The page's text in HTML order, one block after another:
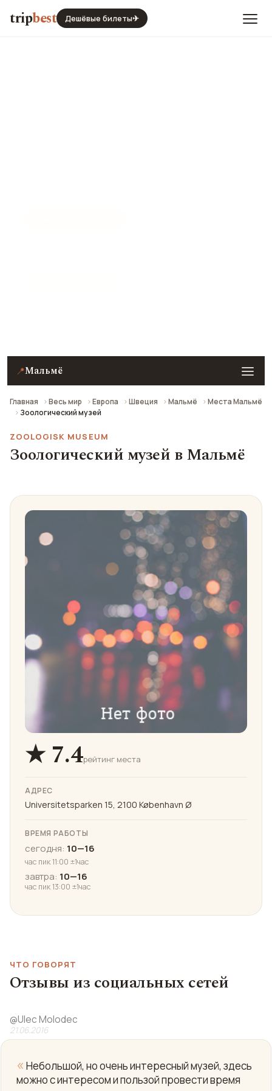
tripbest Дешёвые билеты✈
📍Мальмё
Главная Весь мир Европа Швеция Мальмё
Места Мальмё
Зоологический музей
ZOOLOGISK MUSEUM
Зоологический музей в Мальмё
★ 7.4рейтинг места
АДРЕС
Universitetsparken 15, 2100 København Ø
ВРЕМЯ РАБОТЫ
сегодня: 10—16
час пик 11:00 ±1час
завтра: 10—16
час пик 13:00 ±1час
ЧТО ГОВОРЯТ
Отзывы из социальных сетей
@Ulec Molodec
21.06.2016
« Небольшой, но очень интересный музей, здесь
можно с интересом и пользой провести время